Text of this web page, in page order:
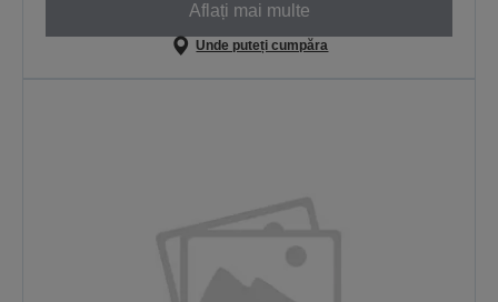
Aflați mai multe
Unde puteți cumpăra